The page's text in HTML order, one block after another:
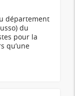
département
du
pour la
qu’une